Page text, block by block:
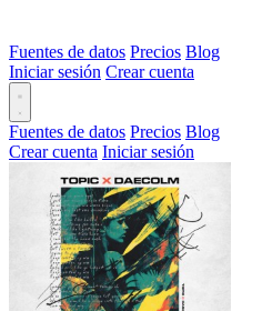
Fuentes de datos Precios Blog
Iniciar sesión Crear cuenta
Fuentes de datos Precios Blog
Crear cuenta Iniciar sesión